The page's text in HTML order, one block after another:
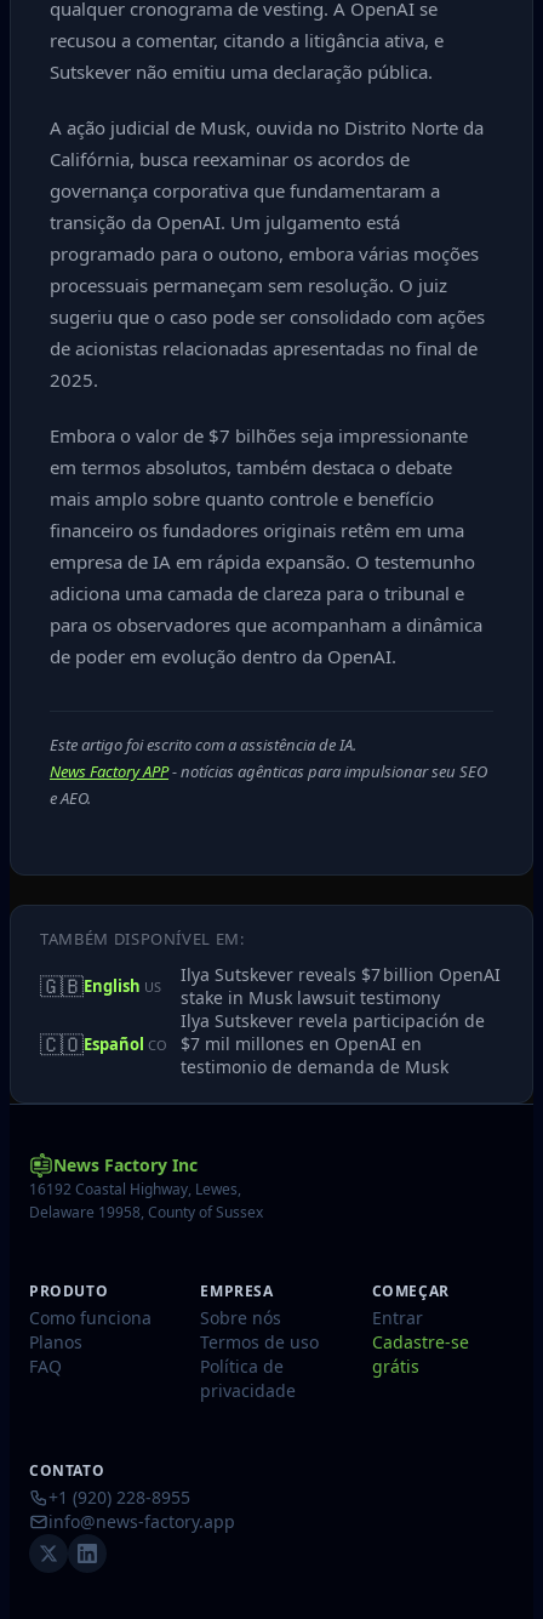
qualquer cronograma de vesting. A OpenAI se
recusou a comentar, citando a litigância ativa, e
Sutskever não emitiu uma declaração pública.
A ação judicial de Musk, ouvida no Distrito Norte da
Califórnia, busca reexaminar os acordos de
governança corporativa que fundamentaram a
transição da OpenAI. Um julgamento está
programado para o outono, embora várias moções
processuais permaneçam sem resolução. O juiz
sugeriu que o caso pode ser consolidado com ações
de acionistas relacionadas apresentadas no final de
2025.
Embora o valor de $7 bilhões seja impressionante
em termos absolutos, também destaca o debate
mais amplo sobre quanto controle e benefício
financeiro os fundadores originais retêm em uma
empresa de IA em rápida expansão. O testemunho
adiciona uma camada de clareza para o tribunal e
para os observadores que acompanham a dinâmica
de poder em evolução dentro da OpenAI.
Este artigo foi escrito com a assistência de IA.
News Factory APP- notícias agênticas para impulsionar seu SEO
e AEO.
TAMBÉM DISPONÍVEL EM:
🇬🇧English US
Ilya Sutskever reveals $7 billion OpenAI
stake in Musk lawsuit testimony
🇨🇴Español CO
Ilya Sutskever revela participación de
$7 mil millones en OpenAI en
testimonio de demanda de Musk
News Factory Inc
16192 Coastal Highway, Lewes,
Delaware 19958, County of Sussex
PRODUTO
Como funciona
Planos
FAQ
EMPRESA
Sobre nós
Termos de uso
Política de
privacidade
COMEÇAR
Entrar
Cadastre-se
grátis
CONTATO
+1 (920) 228-8955
info@news-factory.app